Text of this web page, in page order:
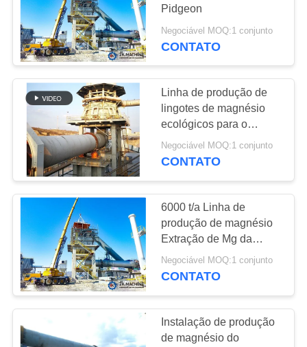
PEÇA
UMAS
CITAÇÕES
DO
SITE
POLÍTICA
DE
PRIVACIDADE
Equipamento da
granulação
Equipamento da
calcinação
119
Pidgeon
Negociável MOQ:1 conjunto
CONTATO
Linha de produção de
lingotes de magnésio
ecológicos para o
mercado global
Negociável MOQ:1 conjunto
CONTATO
6000 t/a Linha de
produção de magnésio
Extração de Mg da
Dolomite
Negociável MOQ:1 conjunto
CONTATO
Instalação de produção
de magnésio do